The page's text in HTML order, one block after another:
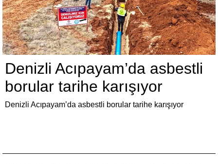
Denizli Acıpayam’da asbestli
borular tarihe karışıyor
Denizli Acıpayam’da asbestli borular tarihe karışıyor